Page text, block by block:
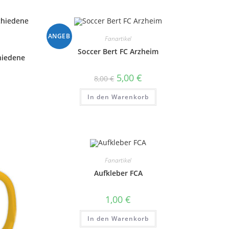
Produktseite
gewählt
werden
ANGEB Fanartikel
Soccer Bert FC Arzheim
8,00€ Ursprünglicher
Preis
war:
8,00 €
5,00€
ist:
5,00 €.
In den Warenkorb
Fanartikel
Aufkleber FCA
1,00€
In den Warenkorb